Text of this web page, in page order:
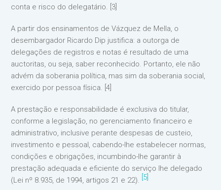
conta e risco do delegatário. [3]
A partir dos ensinamentos de Vázquez de Mella, o
desembargador Ricardo Dip justifica: a outorga de
delegações de registros e notas é resultado de uma
auctoritas, ou seja, saber reconhecido. Portanto, ele não
advém da soberania política, mas sim da soberania social,
exercido por pessoa física. [4]
A prestação e responsabilidade é exclusiva do titular,
conforme a legislação, no gerenciamento financeiro e
administrativo, inclusive perante despesas de custeio,
investimento e pessoal, cabendo-lhe estabelecer normas,
condições e obrigações, incumbindo-lhe garantir à
prestação adequada e eficiente do serviço lhe delegado
(Lei nº 8.935, de 1994, artigos 21 e 22). [5]